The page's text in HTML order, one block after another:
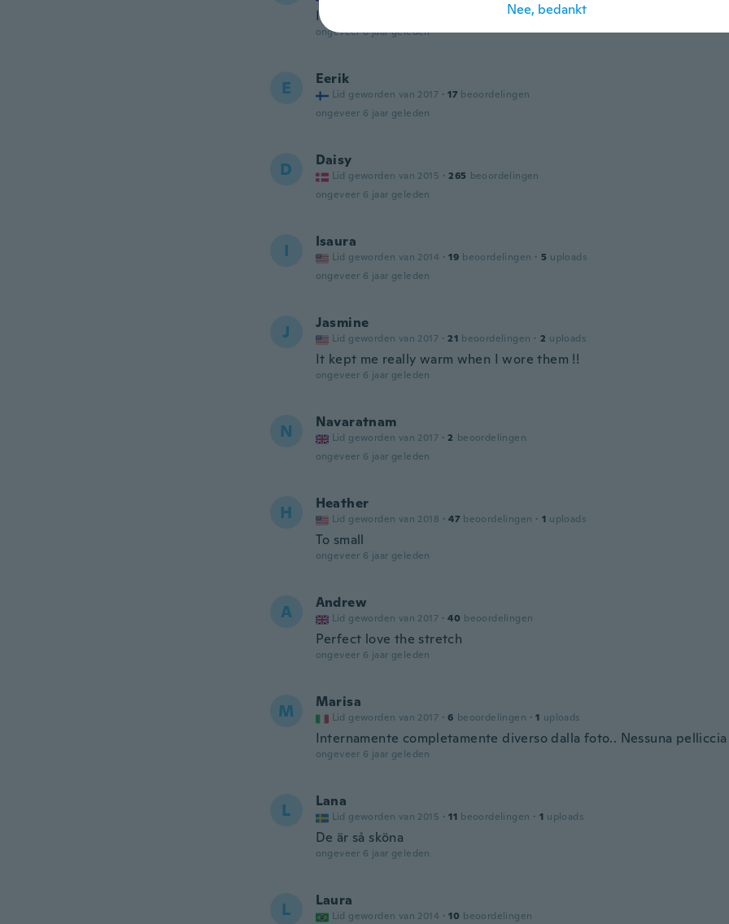
It’s too small
ongeveer 6 jaar geleden
E Eerik
Lid geworden van 2017 · 17 beoordelingen
ongeveer 6 jaar geleden
D Daisy
Lid geworden van 2015 · 265 beoordelingen
ongeveer 6 jaar geleden
I Isaura
Lid geworden van 2014 · 19 beoordelingen · 5 uploads
ongeveer 6 jaar geleden
J Jasmine
Lid geworden van 2017 · 21 beoordelingen · 2 uploads
It kept me really warm when I wore them !!
ongeveer 6 jaar geleden
N Navaratnam
Lid geworden van 2017 · 2 beoordelingen
ongeveer 6 jaar geleden
H Heather
Lid geworden van 2018 · 47 beoordelingen · 1 uploads
To small
ongeveer 6 jaar geleden
A Andrew
Lid geworden van 2017 · 40 beoordelingen
Perfect love the stretch
ongeveer 6 jaar geleden
M Marisa
Lid geworden van 2017 · 6 beoordelingen · 1 uploads
Internamente completamente diverso dalla foto.. Nessuna pelliccia
ongeveer 6 jaar geleden
L Lana
Lid geworden van 2015 · 11 beoordelingen · 1 uploads
De är så sköna
ongeveer 6 jaar geleden
L Laura
Lid geworden van 2014 · 10 beoordelingen
Nee, bedankt